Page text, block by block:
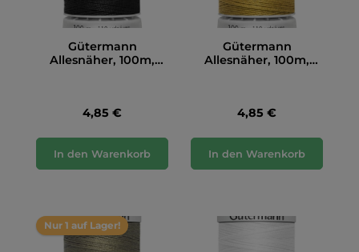
Gütermann
Allesnäher, 100m,
4,85 €
In den Warenkorb
Gütermann
Allesnäher, 100m,
4,85 €
In den Warenkorb
Nur 1 auf Lager!